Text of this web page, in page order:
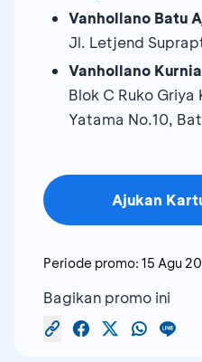
Vanhollano Batu
Jl. Letjend
Vanhollano Kurnia
Blok C Ruko
Yatama No.10,
Ajukan
Periode promo: 15 Agu
Bagikan promo ini